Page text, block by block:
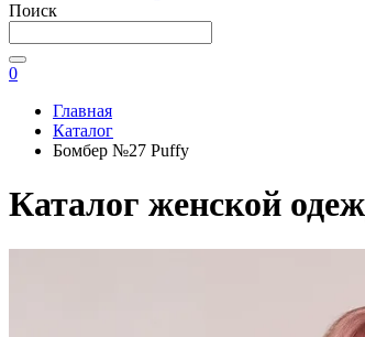
Поиск
0
Главная
Каталог
Бомбер №27 Puffy
Каталог женской